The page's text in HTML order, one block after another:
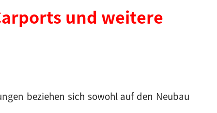
und weitere
beziehen sich sowohl auf den Neubau